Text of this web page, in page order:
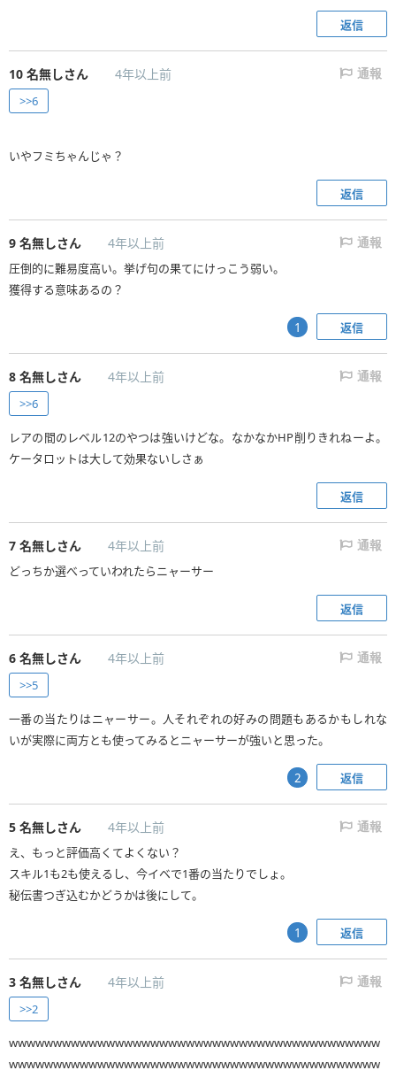
返信
10 名無しさん 4年以上前 通報
>>6
いやフミちゃんじゃ？
返信
9 名無しさん 4年以上前 通報
圧倒的に難易度高い。挙げ句の果てにけっこう弱い。
獲得する意味あるの？
返信
1
8 名無しさん 4年以上前 通報
>>6
レアの間のレベル12のやつは強いけどな。なかなかHP削りきれねーよ。
ケータロットは大して効果ないしさぁ
返信
7 名無しさん 4年以上前 通報
どっちか選べっていわれたらニャーサー
返信
6 名無しさん 4年以上前 通報
>>5
一番の当たりはニャーサー。人それぞれの好みの問題もあるかもしれな
いが実際に両方とも使ってみるとニャーサーが強いと思った。
返信
2
5 名無しさん 4年以上前 通報
え、もっと評価高くてよくない？
スキル1も2も使えるし、今イベで1番の当たりでしょ。
秘伝書つぎ込むかどうかは後にして。
返信
1
3 名無しさん 4年以上前 通報
>>2
wwwwwwwwwwwwwwwwwwwwwwwwwwwwwwwwwwwwwwwwww
wwwwwwwwwwwwwwwwwwwwwwwwwwwwwwwwwwwwwwwwww